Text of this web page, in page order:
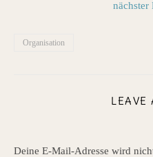
nächster
Organisation
LEAVE
Deine E-Mail-Adresse wird